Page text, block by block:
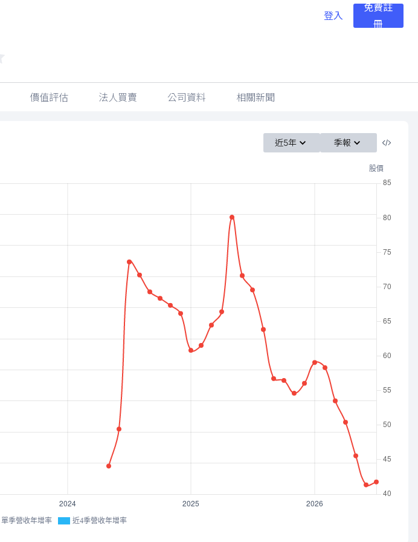
登入
免費註
冊
價值評估 法人買賣 公司資料 相關新聞
近5年 季報
單季營收年增率 近4季營收年增率